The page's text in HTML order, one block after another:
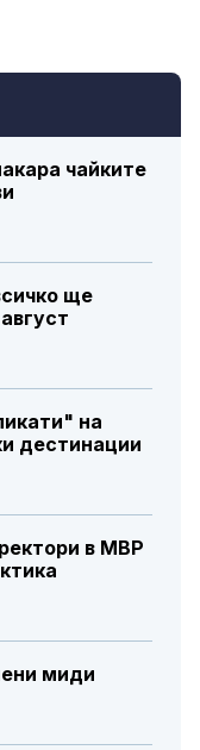
чайките
ще
на
дестинации
в МВР
миди